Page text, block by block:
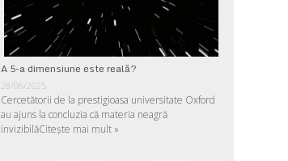
A 5-a dimensiune este reală?
28/06/2025
Cercetătorii de la prestigioasa universitate Oxford
au ajuns la concluzia că materia neagră
invizibilăCitește mai mult »